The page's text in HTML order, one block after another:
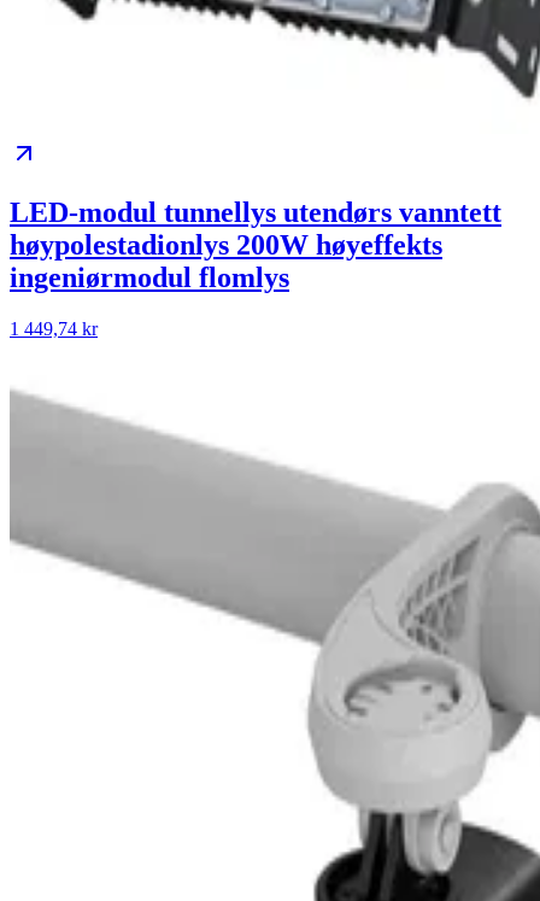
LED-modul tunnellys utendørs vanntett
høypolestadionlys 200W høyeffekts
ingeniørmodul flomlys
1 449,74 kr